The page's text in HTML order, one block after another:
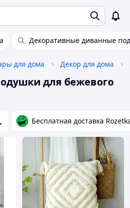
Декоративные диванные
для дома Декор для дома
для бежевого
Бесплатная доставка